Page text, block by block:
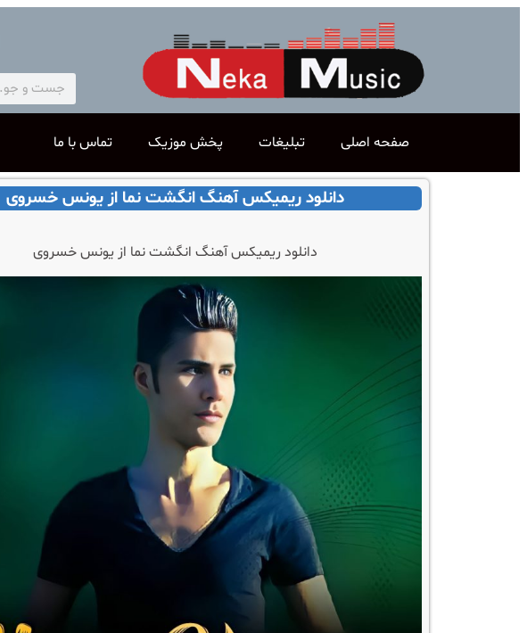
صفحه اصلی تبلیغات پخش موزیک تماس با ما
دانلود ریمیکس آهنگ انگشت نما از یونس خسروی
دانلود ریمیکس آهنگ انگشت نما از یونس خسروی